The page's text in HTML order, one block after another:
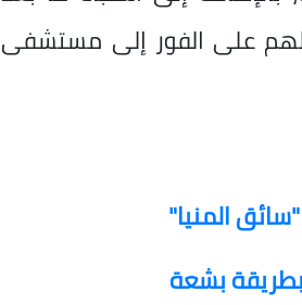
على الفور إلى مستشفى
المنيا"
بشعة